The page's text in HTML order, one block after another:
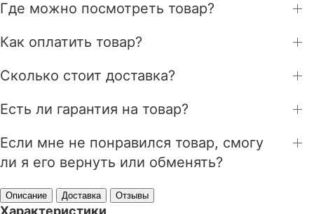
Где можно посмотреть товар?
Как оплатить товар?
Сколько стоит доставка?
Есть ли гарантия на товар?
Если мне не понравился товар, смогу
ли я его вернуть или обменять?
Описание Доставка Отзывы
Характеристики